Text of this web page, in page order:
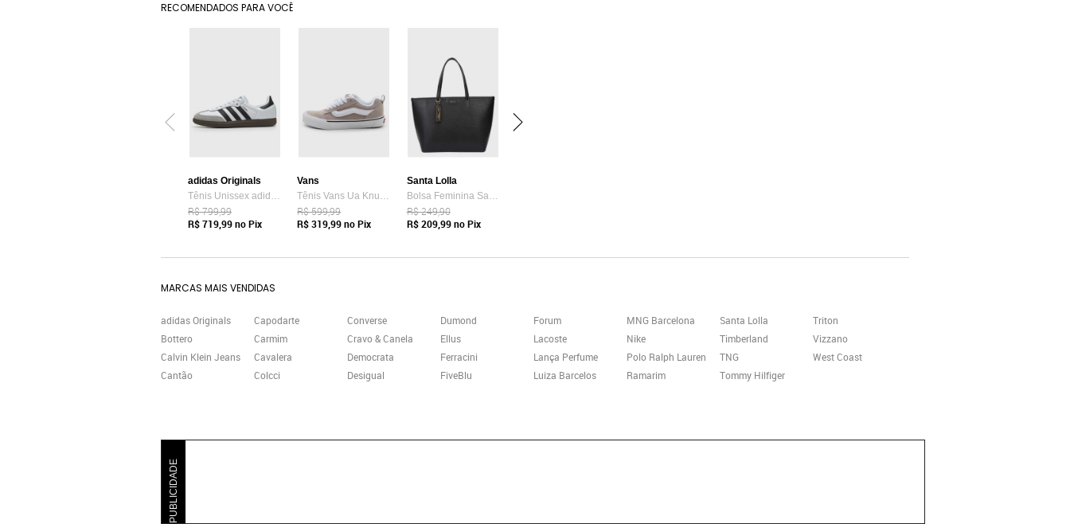
RECOMENDADOS PARA VOCÊ
adidas Originals
Tênis Unissex adidas Originals Samba OG Branco
R$ 799,99
R$ 719,99no Pix
Vans
Tênis Vans Ua Knu Skool Bege
R$ 599,99
R$ 319,99no Pix
Santa Lolla
Bolsa Feminina Santa Lolla Tote Preta
R$ 249,90
R$ 209,99no Pix
MARCAS MAIS VENDIDAS
adidas Originals
Bottero
Calvin Klein Jeans
Cantão
Capodarte
Carmim
Cavalera
Colcci
Converse
Cravo & Canela
Democrata
Desigual
Dumond
Ellus
Ferracini
FiveBlu
Forum
Lacoste
Lança Perfume
Luiza Barcelos
MNG Barcelona
Nike
Polo Ralph Lauren
Ramarim
Santa Lolla
Timberland
TNG
Tommy Hilfiger
Triton
Vizzano
West Coast
PUBLICIDADE